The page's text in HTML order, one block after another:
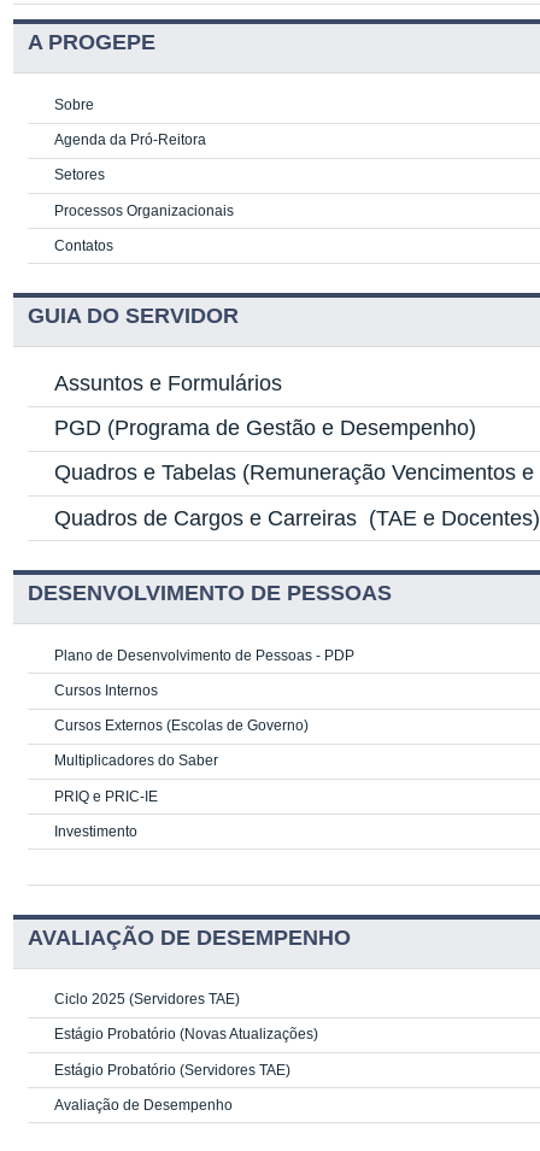
A PROGEPE
Sobre
Agenda da Pró-Reitora
Setores
Processos Organizacionais
Contatos
GUIA DO SERVIDOR
Assuntos e Formulários
PGD (Programa de Gestão e Desempenho)
Quadros e Tabelas (Remuneração Vencimentos
Quadros de Cargos e Carreiras (TAE e Docentes)
DESENVOLVIMENTO DE PESSOAS
Plano de Desenvolvimento de Pessoas - PDP
Cursos Internos
Cursos Externos (Escolas de Governo)
Multiplicadores do Saber
PRIQ e PRIC-IE
Investimento
AVALIAÇÃO DE DESEMPENHO
Ciclo 2025 (Servidores TAE)
Estágio Probatório (Novas Atualizações)
Estágio Probatório (Servidores TAE)
Avaliação de Desempenho